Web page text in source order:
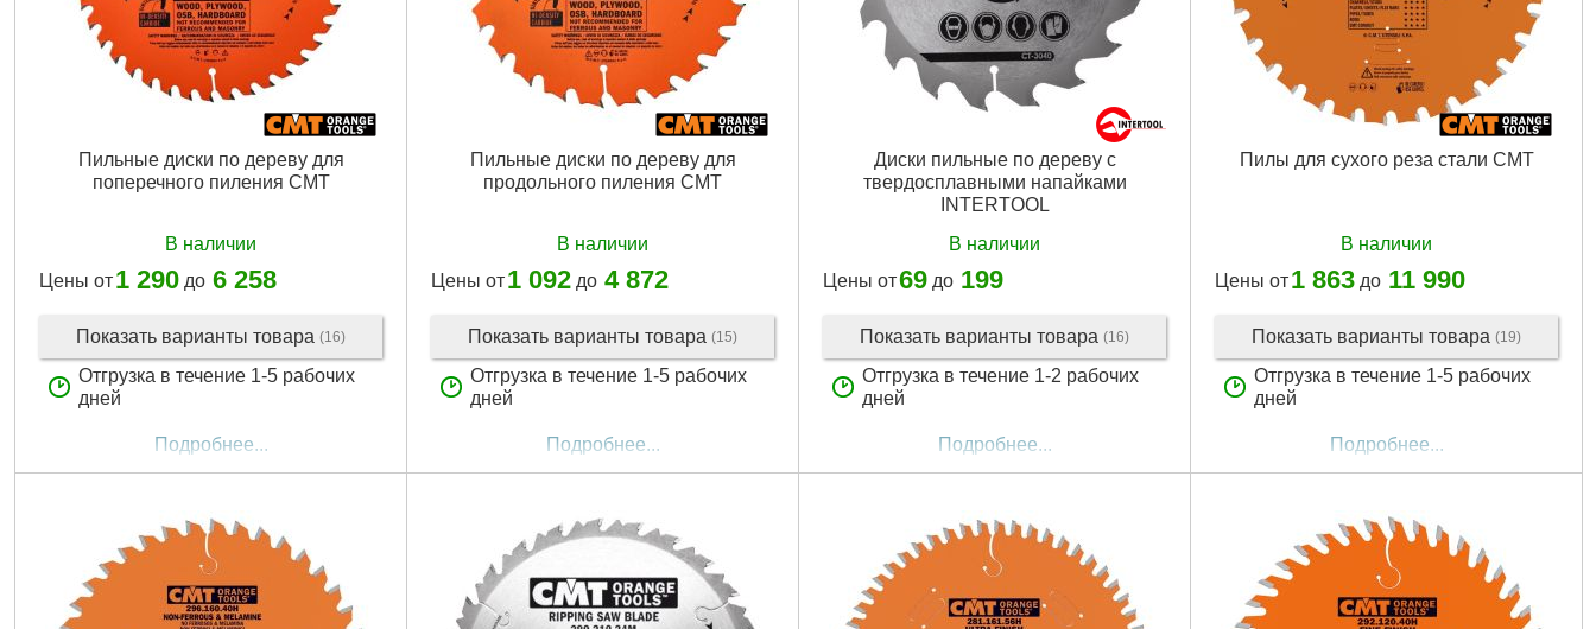
Пильные диски по дереву для
поперечного пиления CMT
В наличии
Цены от1 290 до 6 258
Показать варианты товара (16)
Отгрузка в течение 1-5 рабочих
дней
Подробнее...
Пильные диски по дереву для
продольного пиления CMT
В наличии
Цены от1 092 до 4 872
Показать варианты товара (15)
Отгрузка в течение 1-5 рабочих
дней
Подробнее...
Диски пильные по дереву с
твердосплавными напайками
INTERTOOL
В наличии
Цены от69 до 199
Показать варианты товара (16)
Отгрузка в течение 1-2 рабочих
дней
Подробнее...
Пилы для сухого реза стали CMT
В наличии
Цены от1 863 до 11 990
Показать варианты товара (19)
Отгрузка в течение 1-5 рабочих
дней
Подробнее...